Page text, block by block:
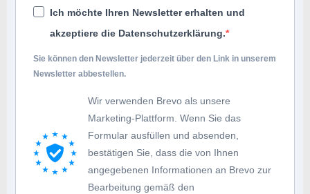
Ich möchte Ihren Newsletter erhalten und
akzeptiere die Datenschutzerklärung.
Sie können den Newsletter jederzeit über den Link in unserem
Newsletter abbestellen.
Wir verwenden Brevo als unsere
Marketing-Plattform. Wenn Sie das
Formular ausfüllen und absenden,
bestätigen Sie, dass die von Ihnen
angegebenen Informationen an Brevo zur
Bearbeitung gemäß den